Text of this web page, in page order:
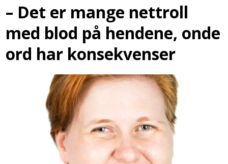
– Det er mange nettroll
med blod på hendene, onde
ord har konsekvenser